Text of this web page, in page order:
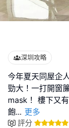
深圳攻略
今年夏天同屋企
勁大！一打開窗
mask！ 樓下又
飽... 更多
評分